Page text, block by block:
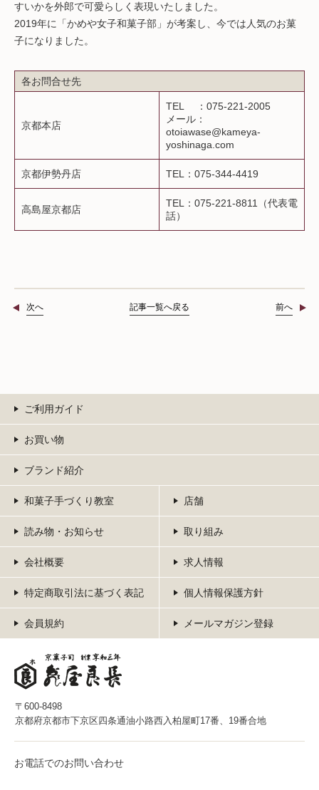
すいかを外郎で可愛らしく表現いたしました。
2019年に「かめや女子和菓子部」が考案し、今では人気のお菓
子になりました。
各お問合せ先
京都本店
TEL ：075-221-2005
メール：
otoiawase@kameya-
yoshinaga.com
京都伊勢丹店 TEL：075-344-4419
高島屋京都店
TEL：075-221-8811（代表電
話）
次へ 記事一覧へ戻る 前へ
ご利用ガイド
お買い物
ブランド紹介
和菓子手づくり教室 店舗
読み物・お知らせ 取り組み
会社概要 求人情報
特定商取引法に基づく表記 個人情報保護方針
会員規約 メールマガジン登録
〒600-8498
京都府京都市下京区四条通油小路西入柏屋町17番、19番合地
お電話でのお問い合わせ